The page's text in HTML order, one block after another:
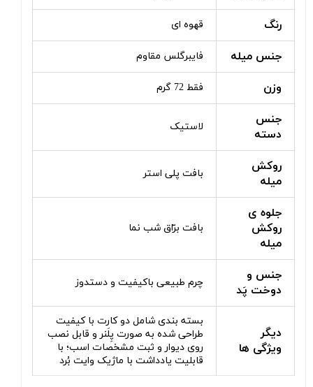
رنگ قهوه ای
جنس میله فایبرگلس مقاوم
وزن فقط 72 گرم
جنس
دسته
لاستیک
روکش
میله
بافت پلی استر
جلوه ی
روکش
میله
بافت برّاق شب نما
جنس و
دوخت پَد
چرم طبیعی باکیفیت و دستدوز
دیگر
ویژگی ها
بسته بندی شامل دو کارت با کیفیت
طراحی شده به صورت پِلَنر و قابل نصب
روی دیوار و ثبت مشخصات اسب؛ با
قابلیت یادداشت با ماژیک وایت بُرد